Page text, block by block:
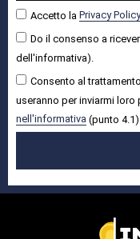
Accetto la Privacy Policy
Do il consenso a
dell'informativa).
Consento al
useranno per inviarmi
nell'informativa (punto 4.1).